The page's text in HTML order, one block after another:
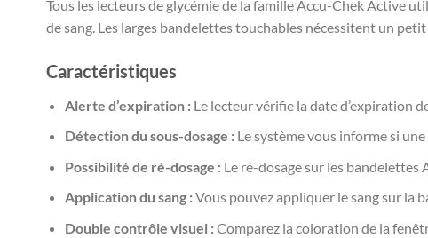
Tous les lecteurs de glycémie de la famille Accu-Chek Active
de sang. Les larges bandelettes touchables nécessitent un
Caractéristiques
Alerte d’expiration :Le lecteur vérifie la date d’expiration
Détection du sous-dosage :Le système vous informe si
Possibilité de ré-dosage :Le ré-dosage sur les bandelettes
Application du sang :Vous pouvez appliquer le sang sur la
Double contrôle visuel :Comparez la coloration de la